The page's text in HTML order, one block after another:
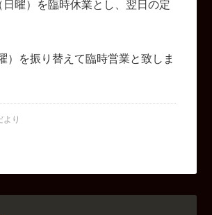
日曜）を臨時休業とし、翌日の定
）を振り替えて臨時営業と致しま
より